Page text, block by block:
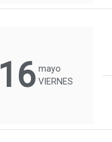
16 mayo
VIERNES